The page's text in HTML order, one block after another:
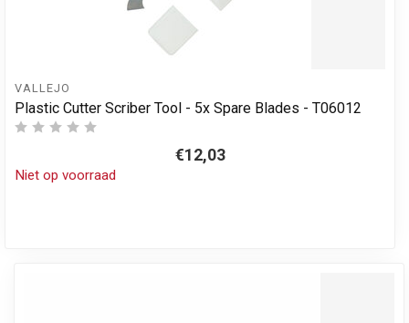
VALLEJO
Plastic Cutter Scriber Tool - 5x Spare Blades - T06012
€12,03
Niet op voorraad